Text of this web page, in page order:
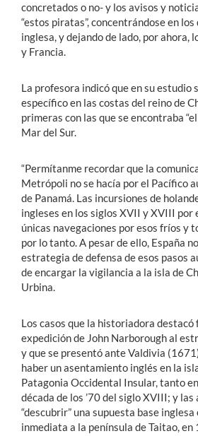
concretados o no- y los avisos y
“estos piratas”, concentrándose en
inglesa, y dejando de lado, por ahora,
y Francia.
La profesora indicó que en su estudio
específico en las costas del reino de
primeras con las que se encontraba
Mar del Sur.
“Permítanme recordar que la
Metrópoli no se hacía por el Pacífico
de Panamá. Las incursiones de
ingleses en los siglos XVII y XVIII por
únicas navegaciones por esos fríos y
por lo tanto. A pesar de ello, España
estrategia de defensa de esos pasos
de encargar la vigilancia a la isla de
Urbina.
Los casos que la historiadora destacó
expedición de John Narborough al
y que se presentó ante Valdivia
haber un asentamiento inglés en la
Patagonia Occidental Insular, tanto
década de los ’70 del siglo XVIII; y
“descubrir” una supuesta base
inmediata a la península de Taitao, en